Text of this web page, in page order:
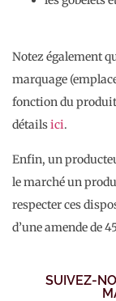
Notez également
marquage
fonction du
détailsici.
Enfin, un
le marché un
respecter ces
d’une amende de
SUIVEZ-